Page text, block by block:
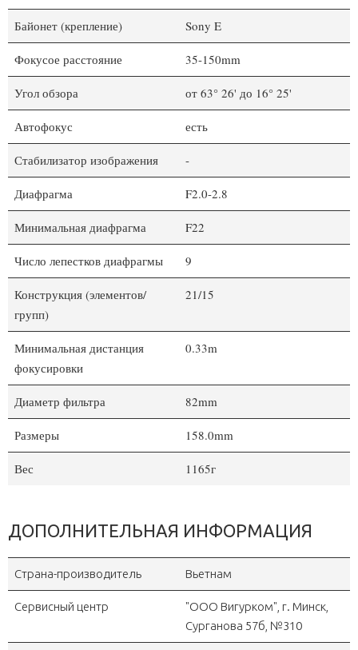
Байонет (крепление) Sony E
Фокусое расстояние 35-150mm
Угол обзора от 63° 26' до 16° 25'
Автофокус есть
Стабилизатор изображения -
Диафрагма F2.0-2.8
Минимальная диафрагма F22
Число лепестков диафрагмы 9
Конструкция (элементов/
групп)
21/15
Минимальная дистанция
фокусировки
0.33m
Диаметр фильтра 82mm
Размеры 158.0mm
Вес 1165г
ДОПОЛНИТЕЛЬНАЯ ИНФОРМАЦИЯ
Страна-производитель Вьетнам
Сервисный центр
"OOO Вигурком", г. Минск,
Сурганова 57б, №310